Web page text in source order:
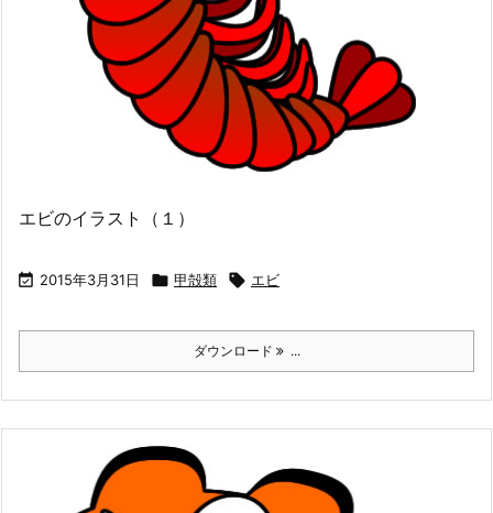
エビのイラスト（１）
 2015年3月31日  甲殻類  エビ
ダウンロード ...